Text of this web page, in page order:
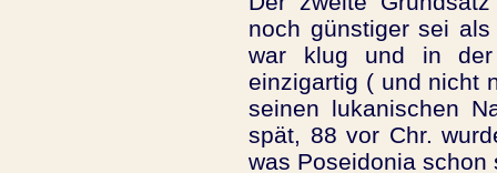
noch günstiger sei
war klug und in der
einzigartig ( und nicht
seinen lukanischen
spät, 88 vor Chr.
was Poseidonia schon